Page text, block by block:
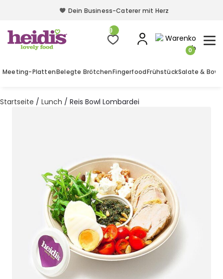
Dein Business-Caterer mit Herz
Dein Business-Caterer mit Herz
0
0
Meeting-PlattenBelegte BrötchenFingerfoodFrühstückSalate &
Startseite / Lunch / Reis Bowl Lombardei